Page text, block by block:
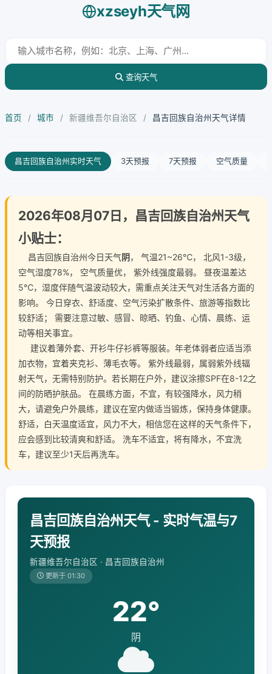
xzseyh天气网
查询天气
首页 / 城市 / 新疆维吾尔自治区 / 昌吉回族自治州天气详情
昌吉回族自治州实时天气 3天预报 7天预报 空气质量
2026年08月07日，昌吉回族自治州天气
小贴士：
昌吉回族自治州今日天气阴， 气温21~26℃， 北风1-3级，
空气湿度78%， 空气质量优， 紫外线强度最弱。 昼夜温差达
5℃，湿度伴随气温波动较大，需重点关注天气对生活各方面的
影响。 今日穿衣、舒适度、空气污染扩散条件、旅游等指数比
较舒适； 需要注意过敏、感冒、晾晒、钓鱼、心情、晨练、运
动等相关事宜。
建议着薄外套、开衫牛仔衫裤等服装。年老体弱者应适当添
加衣物，宜着夹克衫、薄毛衣等。 紫外线最弱，属弱紫外线辐
射天气，无需特别防护。若长期在户外，建议涂擦SPF在8-12之
间的防晒护肤品。 在晨练方面，不宜，有较强降水，风力稍
大，请避免户外晨练，建议在室内做适当锻炼，保持身体健康。
舒适，白天温度适宜，风力不大，相信您在这样的天气条件下，
应会感到比较清爽和舒适。 洗车不适宜，将有降水，不宜洗
车，建议至少1天后再洗车。
昌吉回族自治州天气 - 实时气温与7
天预报
新疆维吾尔自治区 · 昌吉回族自治州
更新于 01:30
22°
阴